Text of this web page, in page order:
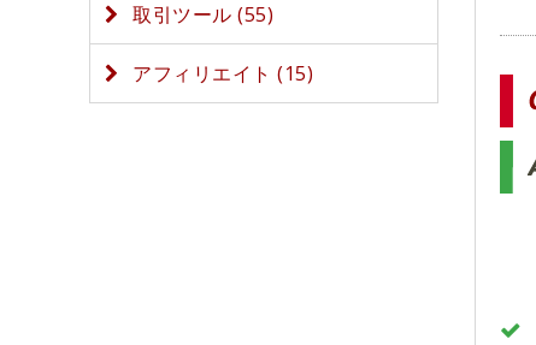
取引ツール (55)
アフィリエイト (15)